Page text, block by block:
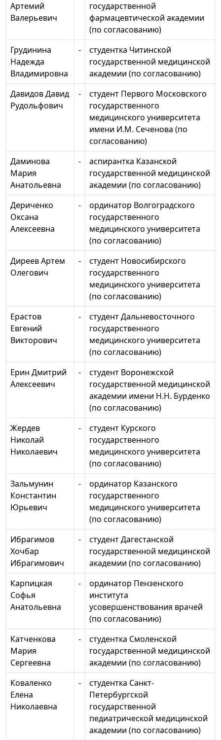
Артемий
Валерьевич
государственной
фармацевтической академии
(по согласованию)
Грудинина
Надежда
Владимировна
-
студентка Читинской
государственной медицинской
академии (по согласованию)
Давидов Давид
Рудольфович
-
студент Первого Московского
государственного
медицинского университета
имени И.М. Сеченова (по
согласованию)
Даминова
Мария
Анатольевна
-
аспирантка Казанской
государственной медицинской
академии (по согласованию)
Дериченко
Оксана
Алексеевна
-
ординатор Волгоградского
государственного
медицинского университета
(по согласованию)
Диреев Артем
Олегович
-
студент Новосибирского
государственного
медицинского университета
(по согласованию)
Ерастов
Евгений
Викторович
-
студент Дальневосточного
государственного
медицинского университета
(по согласованию)
Ерин Дмитрий
Алексеевич
-
студент Воронежской
государственной медицинской
академии имени Н.Н. Бурденко
(по согласованию)
Жердев
Николай
Николаевич
-
студент Курского
государственного
медицинского университета
(по согласованию)
Зальмунин
Константин
Юрьевич
-
ординатор Казанского
государственного
медицинского университета
(по согласованию)
Ибрагимов
Хочбар
Ибрагимович
-
студент Дагестанской
государственной медицинской
академии (по согласованию)
Карпицкая
Софья
Анатольевна
-
ординатор Пензенского
института
усовершенствования врачей
(по согласованию)
Катченкова
Мария
Сергеевна
-
студентка Смоленской
государственной медицинской
академии (по согласованию)
Коваленко
Елена
Николаевна
-
студентка Санкт-
Петербургской
государственной
педиатрической медицинской
академии (по согласованию)